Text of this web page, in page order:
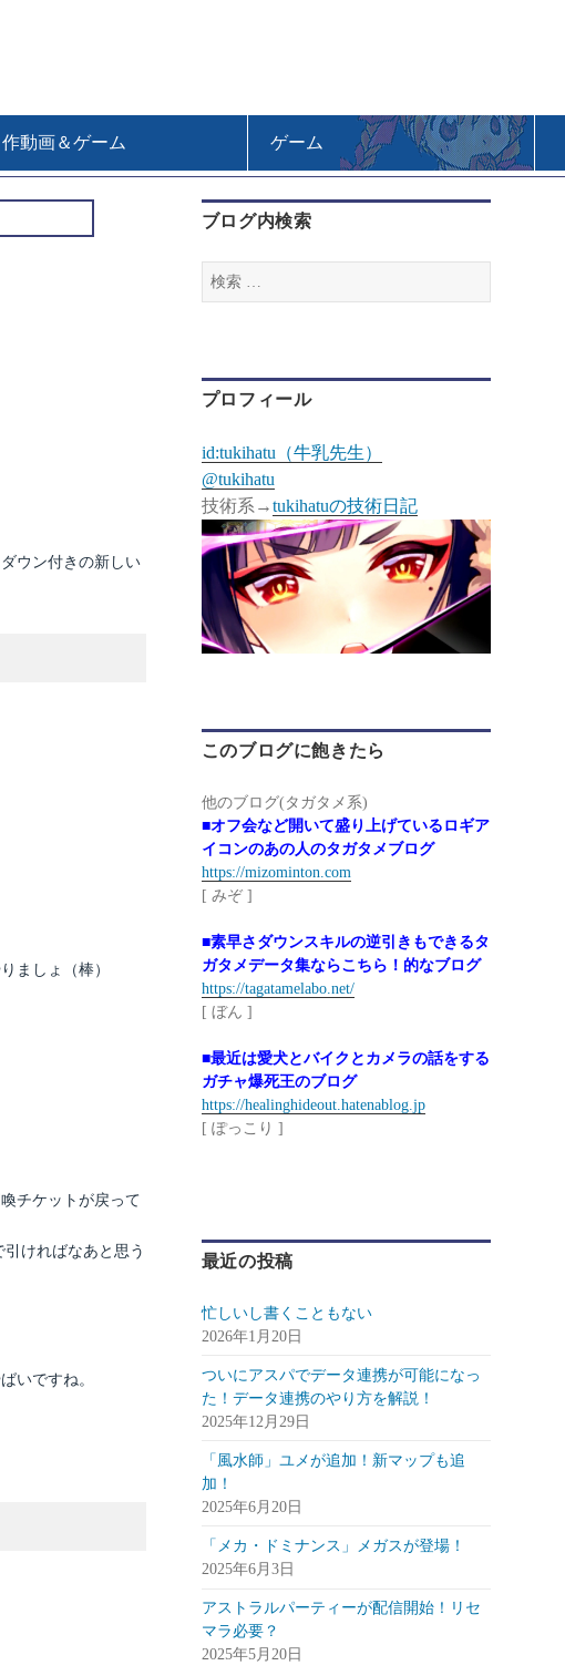
作動画＆ゲーム ゲーム
ウン付きの新しい
ましょ（棒）
チケットが戻って
ければなあと思う
いですね。
ブログ内検索
検
索
プロフィール
id:tukihatu（牛乳先生）
@tukihatu
技術系→tukihatuの技術日記
このブログに飽きたら
他のブログ(タガタメ系)
■オフ会など開いて盛り上げているロギア
イコンのあの人のタガタメブログ
https://mizominton.com
[ みぞ ]
■素早さダウンスキルの逆引きもできるタ
ガタメデータ集ならこちら！的なブログ
https://tagatamelabo.net/
[ ぼん ]
■最近は愛犬とバイクとカメラの話をする
ガチャ爆死王のブログ
https://healinghideout.hatenablog.jp
[ ぽっこり ]
最近の投稿
忙しいし書くこともない
2026年1月20日
ついにアスパでデータ連携が可能になっ
た！データ連携のやり方を解説！
2025年12月29日
「風水師」ユメが追加！新マップも追
加！
2025年6月20日
「メカ・ドミナンス」メガスが登場！
2025年6月3日
アストラルパーティーが配信開始！リセ
マラ必要？
2025年5月20日